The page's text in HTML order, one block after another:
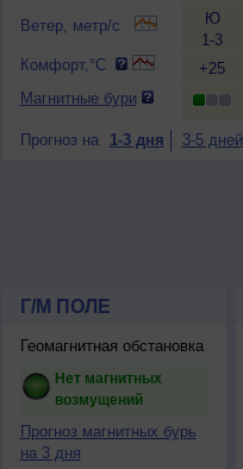
Ветер, метр/с
Комфорт,°C
Магнитные бури
Ю
1-3
+25
Прогноз на 1-3 дня 3-5 дней
Г/М ПОЛЕ
Геомагнитная обстановка
Нет магнитных
возмущений
Прогноз магнитных бурь
на 3 дня